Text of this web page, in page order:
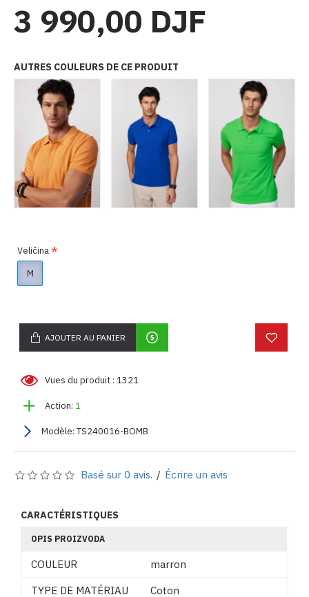
Action: 1
Modèle: TS240016-BOMB
Vues du produit : 1321
Basé sur 0 avis. / Écrire un avis
3 990,00 DJF
Veličina
M
AJOUTER AU PANIER
AUTRES COULEURS DE CE PRODUIT
CARACTÉRISTIQUES
OPIS PROIZVODA
COULEUR
marron
TYPE DE MATÉRIAU
Coton